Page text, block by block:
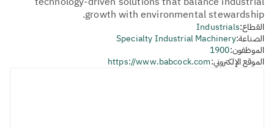
growth with environmental stewardship.
القطاع:Industrials
الصناعة:Specialty Industrial Machinery
الموظفون:1900
الموقع الإلكتروني:https://www.babcock.com